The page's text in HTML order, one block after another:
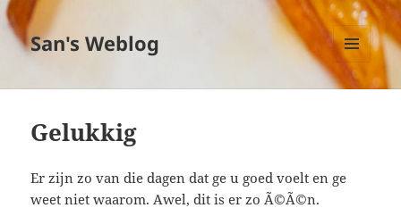
San's Weblog
MENU
EN
Gelukkig
Er zijn zo van die dagen dat ge u goed voelt en ge
weet niet waarom. Awel, dit is er zo Ã©Ã©n.